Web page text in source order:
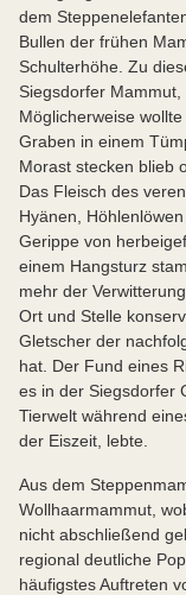
dem
Bullen der frühen
Schulterhöhe. Zu
Siegsdorfer
Möglicherweise
Graben in einem
Morast stecken blieb
Das Fleisch des
Hyänen,
Gerippe von
einem Hangsturz
mehr der
Ort und Stelle
Gletscher der
hat. Der Fund eines
es in der Siegsdorfer
Tierwelt während
der Eiszeit, lebte.
Aus dem
Wollhaarmammut,
nicht abschließend
regional deutliche
häufigstes Auftreten